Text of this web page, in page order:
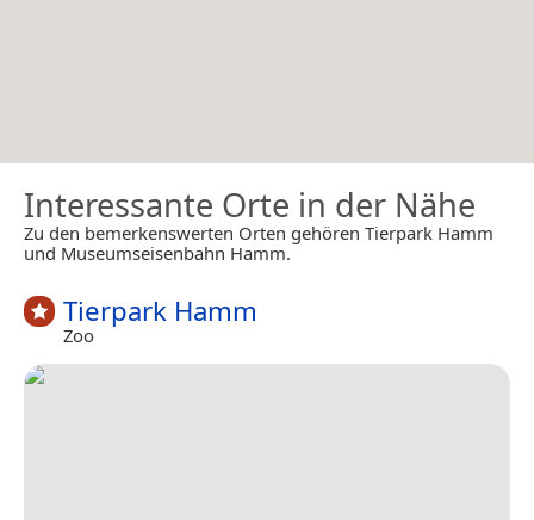
Interessante Orte in der Nähe
Zu den bemerkenswerten Orten gehören Tierpark Hamm
und Museumseisenbahn Hamm.
Tierpark Hamm
Zoo